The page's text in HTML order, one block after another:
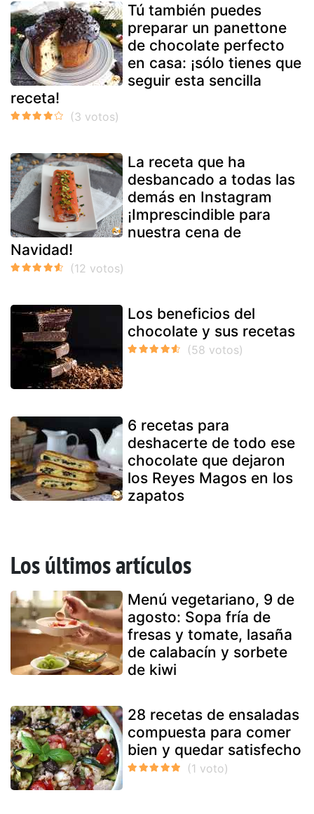
Tú también puedes
preparar un panettone
de chocolate perfecto
en casa: ¡sólo tienes que
seguir esta sencilla
receta!
La receta que ha
desbancado a todas las
demás en Instagram
¡Imprescindible para
nuestra cena de
Navidad!
Los beneficios del
chocolate y sus recetas
6 recetas para
deshacerte de todo ese
chocolate que dejaron
los Reyes Magos en los
zapatos
Los últimos artículos
Menú vegetariano, 9 de
agosto: Sopa fría de
fresas y tomate, lasaña
de calabacín y sorbete
de kiwi
28 recetas de ensaladas
compuesta para comer
bien y quedar satisfecho